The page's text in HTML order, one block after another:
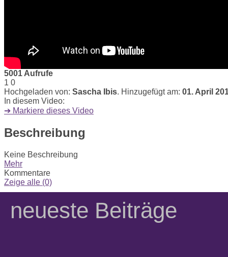
5001 Aufrufe
1 0
Hochgeladen von: Sascha Ibis. Hinzugefügt am: 01. April
In diesem Video:
➔ Markiere dieses Video
Beschreibung
Keine Beschreibung
Mehr
Kommentare
Zeige alle (0)
neueste Beiträge